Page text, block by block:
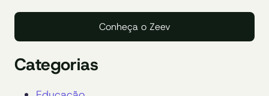
Conheça o Zeev
Categorias